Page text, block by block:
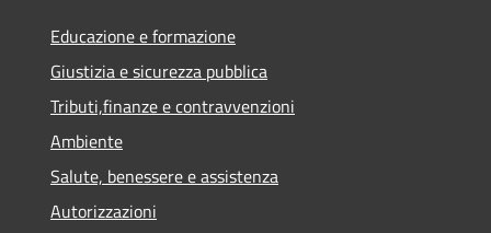
Educazione e formazione
Giustizia e sicurezza pubblica
Tributi,finanze e contravvenzioni
Ambiente
Salute, benessere e assistenza
Autorizzazioni